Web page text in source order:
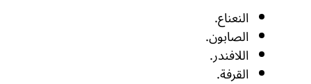
النعناع.
الصابون.
اللافندر.
القرفة.